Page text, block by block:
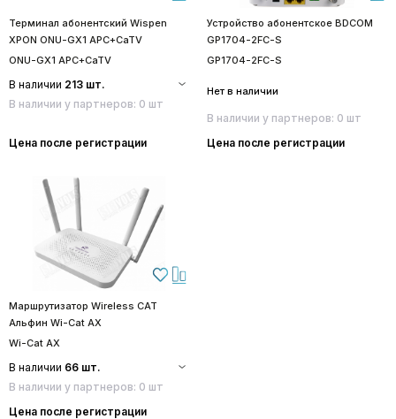
Терминал абонентский Wispen
XPON ONU-GX1 APC+CaTV
ONU-GX1 APC+CaTV
В наличии 213 шт.
В наличии у партнеров: 0 шт
Цена после регистрации
Устройство абонентское BDCOM
GP1704-2FC-S
GP1704-2FC-S
Нет в наличии
В наличии у партнеров: 0 шт
Цена после регистрации
Маршрутизатор Wireless CAT
Альфин Wi-Cat AX
Wi-Cat AX
В наличии 66 шт.
В наличии у партнеров: 0 шт
Цена после регистрации